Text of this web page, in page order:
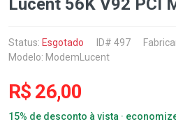
Lucent 56K V92 PCI
Status: Esgotado ID# 497
Modelo: ModemLucent
R$ 26,00
15% de desconto à vista ·